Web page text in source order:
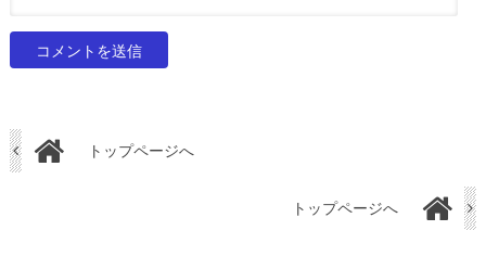
トップページへ
トップページへ